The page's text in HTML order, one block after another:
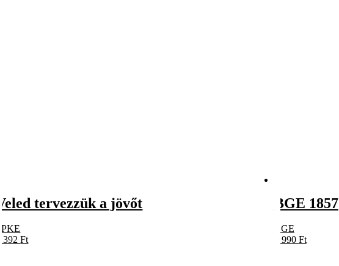
Veled tervezzük a jövőt
PPKE
4 392Ft
BGE 1857
BGE
5 990 Ft